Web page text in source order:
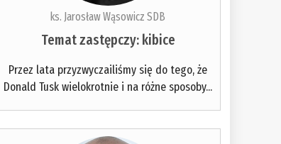
ks. Jarosław Wąsowicz SDB
Temat zastępczy: kibice
Przez lata przyzwyczailiśmy się do tego, że
Donald Tusk wielokrotnie i na różne sposoby...